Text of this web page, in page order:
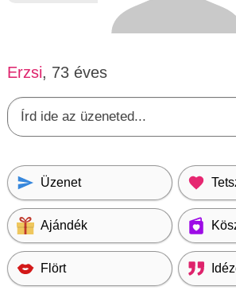
Erzsi, 73 éves
Üzenet
Ajándék
Flört